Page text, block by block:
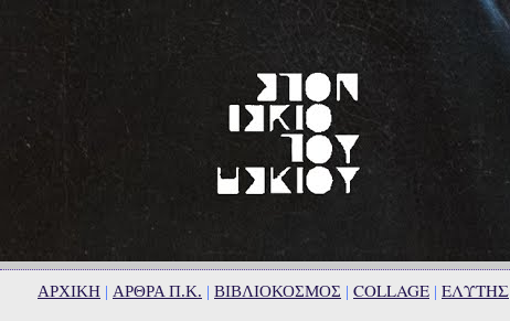
ΑΡΧΙΚΗ | ΑΡΘΡΑ Π.Κ. | ΒΙΒΛΙΟΚΟΣΜΟΣ | COLLAGE | ΕΛΥΤΗΣ